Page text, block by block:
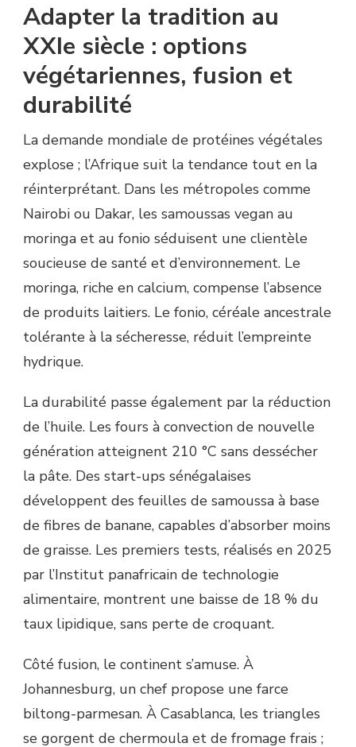
Adapter la tradition au
XXIe siècle : options
végétariennes, fusion et
durabilité
La demande mondiale de protéines végétales
explose ; l’Afrique suit la tendance tout en la
réinterprétant. Dans les métropoles comme
Nairobi ou Dakar, les samoussas vegan au
moringa et au fonio séduisent une clientèle
soucieuse de santé et d’environnement. Le
moringa, riche en calcium, compense l’absence
de produits laitiers. Le fonio, céréale ancestrale
tolérante à la sécheresse, réduit l’empreinte
hydrique.
La durabilité passe également par la réduction
de l’huile. Les fours à convection de nouvelle
génération atteignent 210 °C sans dessécher
la pâte. Des start-ups sénégalaises
développent des feuilles de samoussa à base
de fibres de banane, capables d’absorber moins
de graisse. Les premiers tests, réalisés en 2025
par l’Institut panafricain de technologie
alimentaire, montrent une baisse de 18 % du
taux lipidique, sans perte de croquant.
Côté fusion, le continent s’amuse. À
Johannesburg, un chef propose une farce
biltong-parmesan. À Casablanca, les triangles
se gorgent de chermoula et de fromage frais ;